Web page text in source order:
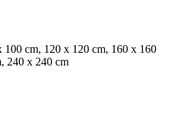
100 cm, 120 x 120 cm, 160 x 160
240 x 240 cm